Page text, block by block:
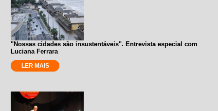
"Nossas cidades são insustentáveis". Entrevista especial com
Luciana Ferrara
LER MAIS